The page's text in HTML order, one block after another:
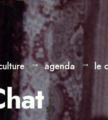
agenda le